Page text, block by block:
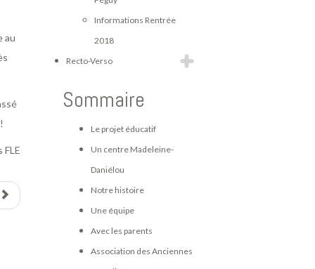
au
FLE
Informations Rentrée
2018
Recto-Verso
Sommaire
Le projet éducatif
Un centre Madeleine-
Daniélou
Notre histoire
Une équipe
Avec les parents
Association des Anciennes